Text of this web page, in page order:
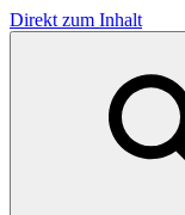
Direkt zum Inhalt